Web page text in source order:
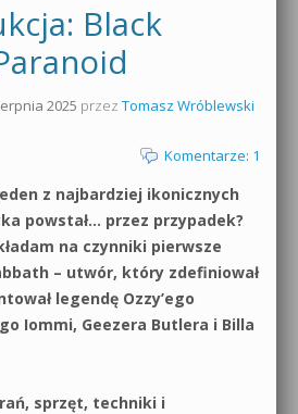
Black
2025 przez Tomasz Wróblewski
Komentarze: 1
z najbardziej ikonicznych
powstał… przez przypadek?
na czynniki pierwsze
– utwór, który zdefiniował
legendę Ozzy’ego
Iommi, Geezera Butlera i Billa
sprzęt, techniki i